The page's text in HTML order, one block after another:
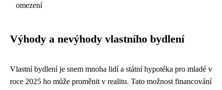
omezení
Výhody a nevýhody vlastního bydlení
Vlastní bydlení je snem mnoha lidí a státní hypotéka pro mladé v
roce 2025 ho může proměnit v realitu. Tato možnost financování